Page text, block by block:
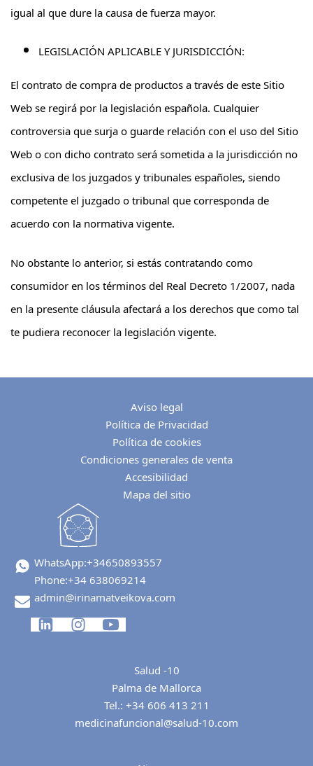
igual al que dure la causa de fuerza mayor.
LEGISLACIÓN APLICABLE Y JURISDICCIÓN:
El contrato de compra de productos a través de este Sitio
Web se regirá por la legislación española. Cualquier
controversia que surja o guarde relación con el uso del Sitio
Web o con dicho contrato será sometida a la jurisdicción no
exclusiva de los juzgados y tribunales españoles, siendo
competente el juzgado o tribunal que corresponda de
acuerdo con la normativa vigente.
No obstante lo anterior, si estás contratando como
consumidor en los términos del Real Decreto 1/2007, nada
en la presente cláusula afectará a los derechos que como tal
te pudiera reconocer la legislación vigente.
Aviso legal
Política de Privacidad
Política de cookies
Condiciones generales de venta
Accesibilidad
Mapa del sitio
WhatsApp:+34650893557
Phone:+34 638069214
admin@irinamatveikova.com
Salud -10
Palma de Mallorca
Tel.: +34 606 413 211
medicinafuncional@salud-10.com